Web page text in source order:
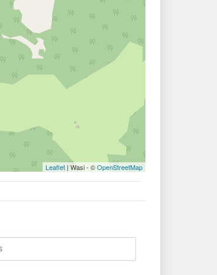
Leaflet | Wasi - ©OpenStreetMap